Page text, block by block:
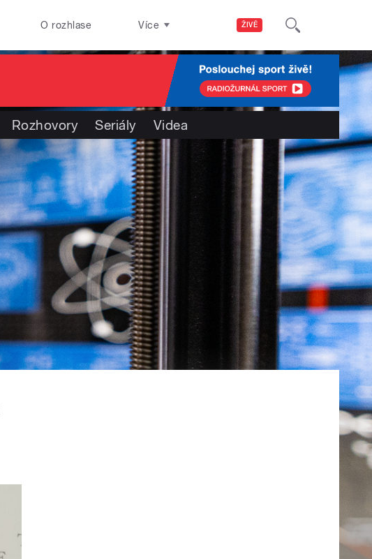
ŽIVĚ
O rozhlase Více
Rozhovory Seriály Videa